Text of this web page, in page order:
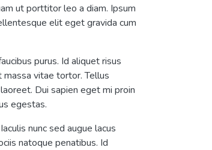
ut porttitor leo a diam. Ipsum
elit eget gravida cum
purus. Id aliquet risus
vitae tortor. Tellus
Dui sapien eget mi proin
egestas.
nunc sed augue lacus
natoque penatibus. Id